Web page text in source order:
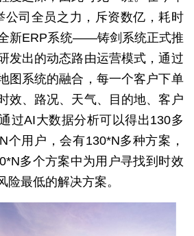
公司全员之力，斥资数亿，耗时
新ERP系统——铸剑系统正式推
发出的动态路由运营模式，通过
图系统的融合，每一个客户下单
效、路况、天气、目的地、客户
过AI大数据分析可以得出130多
个用户，会有130*N多种方案，
多个方案中为用户寻找到时效
险最低的解决方案。